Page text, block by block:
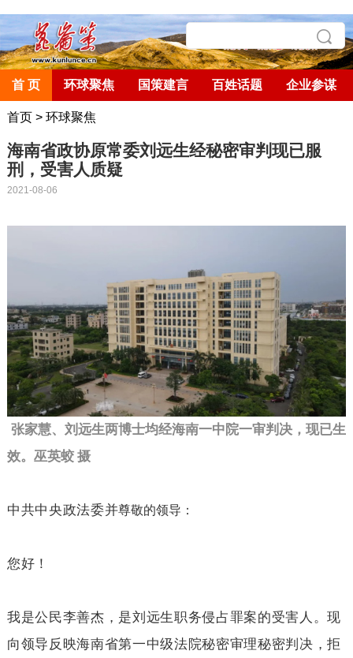
首 页 环球聚焦 国策建言 百姓话题 企业参谋
首页> 环球聚焦
海南省政协原常委刘远生经秘密审判现已服
刑，受害人质疑
2021-08-06
张家慧、刘远生两博士均经海南一中院一审判决，现已生
效。巫英蛟 摄
中共中央政法委并尊敬的领导：
您好！
我是公民李善杰，是刘远生职务侵占罪案的受害人。现
向领导反映海南省第一中级法院秘密审理秘密判决，拒